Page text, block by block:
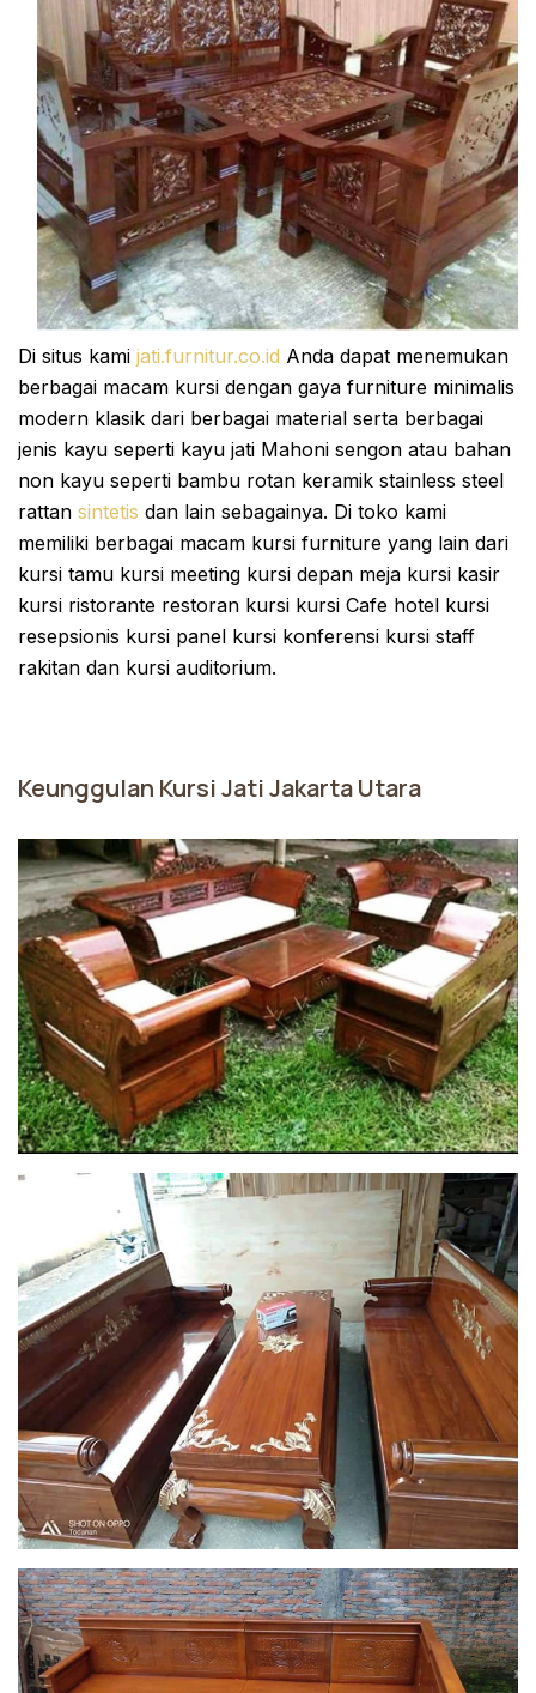
Di situs kami jati.furnitur.co.id Anda dapat menemukan
berbagai macam kursi dengan gaya furniture minimalis
modern klasik dari berbagai material serta berbagai
jenis kayu seperti kayu jati Mahoni sengon atau bahan
non kayu seperti bambu rotan keramik stainless steel
rattan sintetis dan lain sebagainya. Di toko kami
memiliki berbagai macam kursi furniture yang lain dari
kursi tamu kursi meeting kursi depan meja kursi kasir
kursi ristorante restoran kursi kursi Cafe hotel kursi
resepsionis kursi panel kursi konferensi kursi staff
rakitan dan kursi auditorium.
Keunggulan Kursi Jati Jakarta Utara